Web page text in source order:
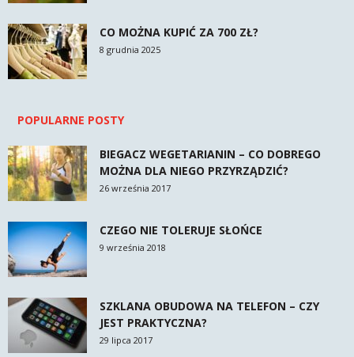
CO MOŻNA KUPIĆ ZA 700 ZŁ?
8 grudnia 2025
POPULARNE POSTY
BIEGACZ WEGETARIANIN – CO DOBREGO
MOŻNA DLA NIEGO PRZYRZĄDZIĆ?
26 września 2017
CZEGO NIE TOLERUJE SŁOŃCE
9 września 2018
SZKLANA OBUDOWA NA TELEFON – CZY
JEST PRAKTYCZNA?
29 lipca 2017